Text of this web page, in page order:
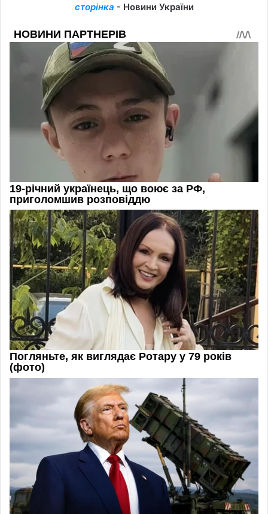
сторінка - Новини України